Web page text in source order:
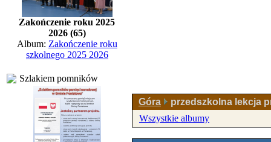
Zakończenie roku 2025
2026 (65)
Album: Zakończenie roku
szkolnego 2025 2026
Szlakiem pomników
Góra
przedszkolna lekcja
Wszystkie albumy